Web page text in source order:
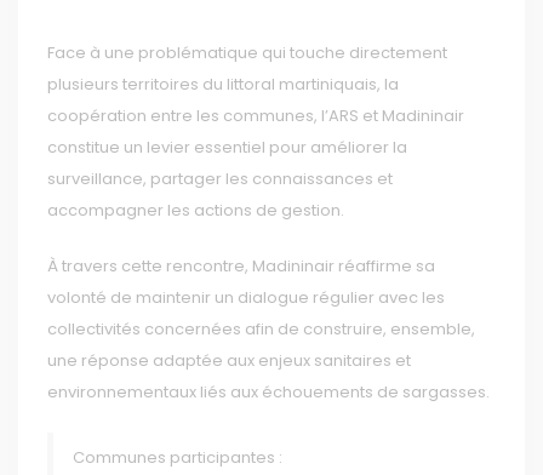
Face à une problématique qui touche directement
plusieurs territoires du littoral martiniquais, la
coopération entre les communes, l’ARS et Madininair
constitue un levier essentiel pour améliorer la
surveillance, partager les connaissances et
accompagner les actions de gestion.
À travers cette rencontre, Madininair réaffirme sa
volonté de maintenir un dialogue régulier avec les
collectivités concernées afin de construire, ensemble,
une réponse adaptée aux enjeux sanitaires et
environnementaux liés aux échouements de sargasses.
Communes participantes :